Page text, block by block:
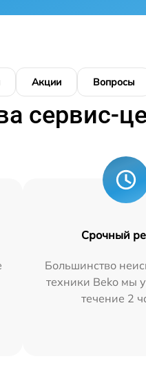
Акции Вопросы
сервис-
Срочный
Большинство
техники Beko мы
течение 2